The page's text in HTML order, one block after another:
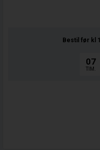
Bestil før kl
07
TIM.